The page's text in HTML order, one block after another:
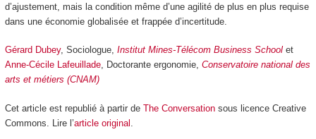
d’ajustement, mais la condition même d’une agilité de plus en plus requise
dans une économie globalisée et frappée d’incertitude.
Gérard Dubey, Sociologue, Institut Mines-Télécom Business School et
Anne-Cécile Lafeuillade, Doctorante ergonomie, Conservatoire national des
arts et métiers (CNAM)
Cet article est republié à partir de The Conversationsous licence Creative
Commons. Lire l’article original